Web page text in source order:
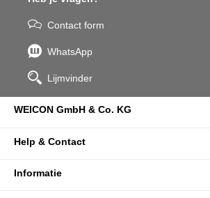
Contact form
WhatsApp
Lijmvinder
WEICON GmbH & Co. KG
Help & Contact
Informatie